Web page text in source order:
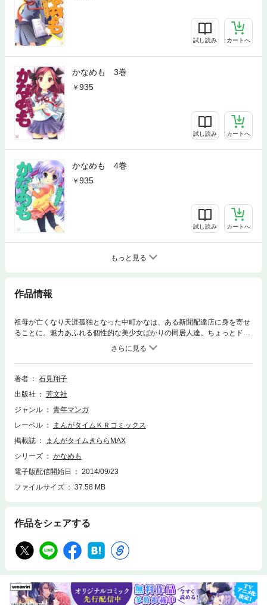
試し読み カートへ
かなめも 3巻
935
試し読み カートへ
かなめも 4巻
935
試し読み カートへ
もっと見る
作品情報
祖母が亡くなり天涯孤独となった中町かなは、ある新聞配達店に身を寄せ
ることに。魅力あふれる個性的な美少女ばかりの同居人達。ちょっとドキ
ドキ、でも楽しくて幸せな日々を綴ったかな日記、いよいよ第１巻発売！
著者
石見翔子
出版社
芳文社
ジャンル
青年マンガ
レーベル
まんがタイムＫＲコミックス
掲載誌
まんがタイムきららMAX
シリーズ
かなめも
電子版配信開始日
2014/09/23
ファイルサイズ
37.58 MB
作品をシェアする